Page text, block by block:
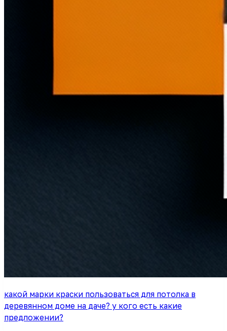
какой марки краски пользоваться для потолка в
деревянном доме на даче? у кого есть какие
предложении?